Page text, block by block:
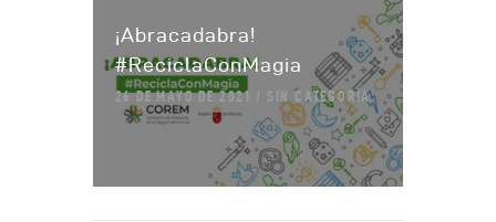
¡Abracadabra!
#ReciclaConMagia
26 DE MAYO DE 2021 SIN CATEGORÍA